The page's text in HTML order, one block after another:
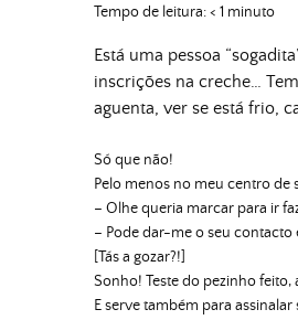
Tempo de leitura:< 1 minuto
Está uma pessoa
inscrições na creche…
aguenta, ver se está frio,
Só que não!
Pelo menos no meu centro de
– Olhe queria marcar para ir
– Pode dar-me o seu
[Tás a gozar?!]
Sonho! Teste do pezinho
E serve também para